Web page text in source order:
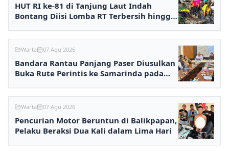
HUT RI ke-81 di Tanjung Laut Indah
Bontang Diisi Lomba RT Terbersih hingga
Warta 07 Agu 2026
Bandara Rantau Panjang Paser Diusulkan
Buka Rute Perintis ke Samarinda pada
Warta 07 Agu 2026
Pencurian Motor Beruntun di Balikpapan,
Pelaku Beraksi Dua Kali dalam Lima Hari